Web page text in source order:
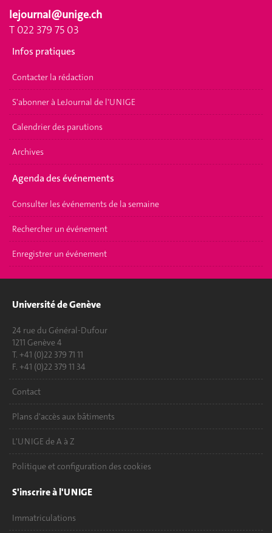
lejournal@unige.ch
T 022 379 75 03
Infos pratiques
Contacter la rédaction
S'abonner à LeJournal de l'UNIGE
Calendrier des parutions
Archives
Agenda des événements
Consulter les événements de la semaine
Rechercher un événement
Enregistrer un événement
Université de Genève
24 rue du Général-Dufour
1211 Genève 4
T. +41 (0)22 379 71 11
F. +41 (0)22 379 11 34
Contact
Plans d'accès aux bâtiments
L'UNIGE de A à Z
Politique et configuration des cookies
S'inscrire à l'UNIGE
Immatriculations